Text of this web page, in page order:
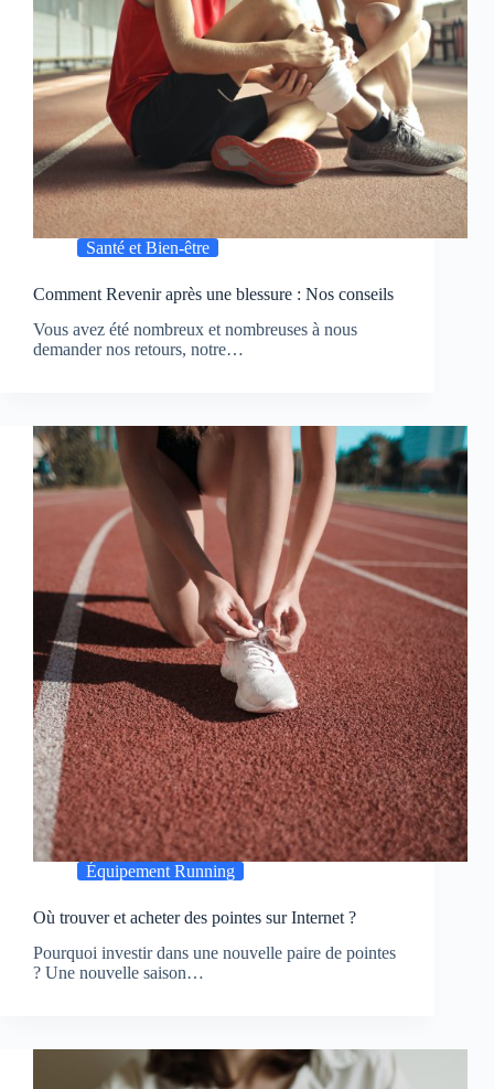
Santé et Bien-être
Comment Revenir après une blessure : Nos conseils
Vous avez été nombreux et nombreuses à nous
demander nos retours, notre…
Équipement Running
Où trouver et acheter des pointes sur Internet ?
Pourquoi investir dans une nouvelle paire de pointes
? Une nouvelle saison…